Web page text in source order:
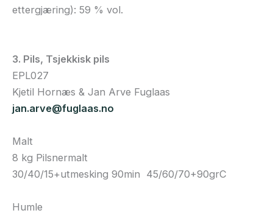
ettergjæring): 59 % vol.
3. Pils, Tsjekkisk pils
EPL027
Kjetil Hornæs & Jan Arve Fuglaas
jan.arve@fuglaas.no
Malt
8 kg Pilsnermalt
30/40/15+utmesking 90min 45/60/70+90grC
Humle